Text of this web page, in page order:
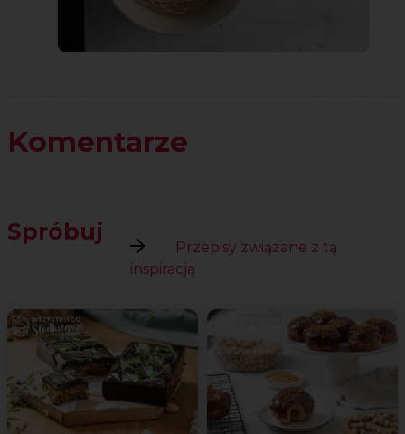
Komentarze
Spróbuj
Przepisy związane z tą
inspiracją